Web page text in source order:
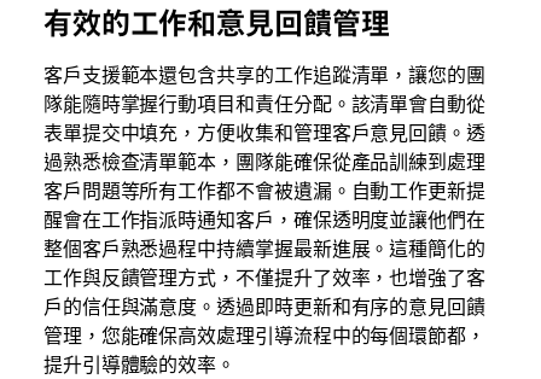
有效的工作和意見回饋管理
客戶支援範本還包含共享的工作追蹤清單，讓您的團
隊能隨時掌握行動項目和責任分配。該清單會自動從
表單提交中填充，方便收集和管理客戶意見回饋。透
過熟悉檢查清單範本，團隊能確保從產品訓練到處理
客戶問題等所有工作都不會被遺漏。自動工作更新提
醒會在工作指派時通知客戶，確保透明度並讓他們在
整個客戶熟悉過程中持續掌握最新進展。這種簡化的
工作與反饋管理方式，不僅提升了效率，也增強了客
戶的信任與滿意度。透過即時更新和有序的意見回饋
管理，您能確保高效處理引導流程中的每個環節都，
提升引導體驗的效率。